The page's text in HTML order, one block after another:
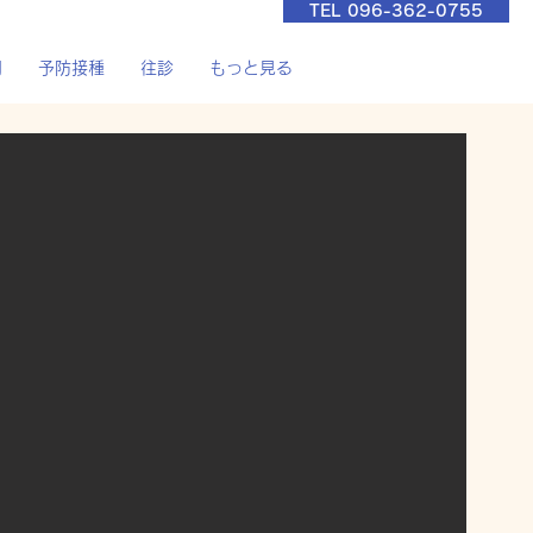
TEL 096-362-0755
予防接種 往診 もっと見る